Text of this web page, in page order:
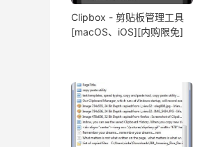
Clipbox - 剪贴板管理工具
[macOS、iOS][内购限免]